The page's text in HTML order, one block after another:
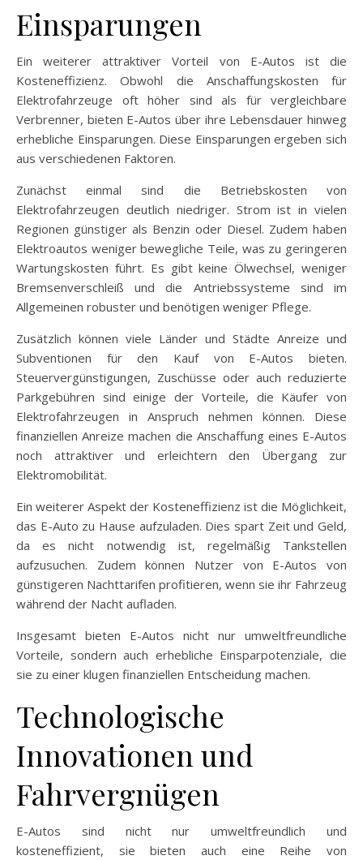
Einsparungen
Ein weiterer attraktiver Vorteil von E-Autos ist die
Kosteneffizienz. Obwohl die Anschaffungskosten für
Elektrofahrzeuge oft höher sind als für vergleichbare
Verbrenner, bieten E-Autos über ihre Lebensdauer hinweg
erhebliche Einsparungen. Diese Einsparungen ergeben sich
aus verschiedenen Faktoren.
Zunächst einmal sind die Betriebskosten von
Elektrofahrzeugen deutlich niedriger. Strom ist in vielen
Regionen günstiger als Benzin oder Diesel. Zudem haben
Elektroautos weniger bewegliche Teile, was zu geringeren
Wartungskosten führt. Es gibt keine Ölwechsel, weniger
Bremsenverschleiß und die Antriebssysteme sind im
Allgemeinen robuster und benötigen weniger Pflege.
Zusätzlich können viele Länder und Städte Anreize und
Subventionen für den Kauf von E-Autos bieten.
Steuervergünstigungen, Zuschüsse oder auch reduzierte
Parkgebühren sind einige der Vorteile, die Käufer von
Elektrofahrzeugen in Anspruch nehmen können. Diese
finanziellen Anreize machen die Anschaffung eines E-Autos
noch attraktiver und erleichtern den Übergang zur
Elektromobilität.
Ein weiterer Aspekt der Kosteneffizienz ist die Möglichkeit,
das E-Auto zu Hause aufzuladen. Dies spart Zeit und Geld,
da es nicht notwendig ist, regelmäßig Tankstellen
aufzusuchen. Zudem können Nutzer von E-Autos von
günstigeren Nachttarifen profitieren, wenn sie ihr Fahrzeug
während der Nacht aufladen.
Insgesamt bieten E-Autos nicht nur umweltfreundliche
Vorteile, sondern auch erhebliche Einsparpotenziale, die
sie zu einer klugen finanziellen Entscheidung machen.
Technologische
Innovationen und
Fahrvergnügen
E-Autos sind nicht nur umweltfreundlich und
kosteneffizient, sie bieten auch eine Reihe von